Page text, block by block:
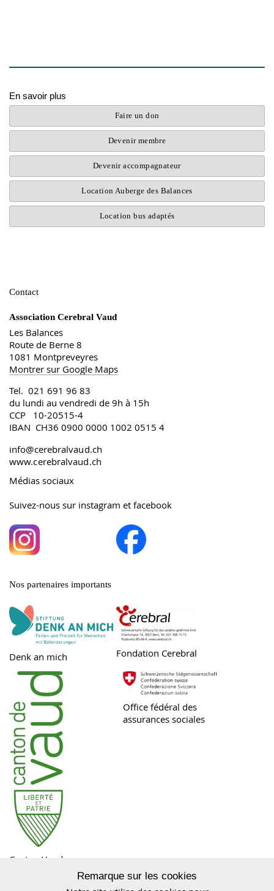
En savoir plus
Faire un don
Devenir membre
Devenir accompagnateur
Location Auberge des Balances
Location bus adaptés
Contact
Association Cerebral Vaud
Les Balances
Route de Berne 8
1081 Montpreveyres
Montrer sur Google Maps
Tel. 021 691 96 83
du lundi au vendredi de 9h à 15h
CCP 10-20515-4
IBAN CH36 0900 0000 1002 0515 4
info@cerebralvaud.ch
www.cerebralvaud.ch
Médias sociaux
Suivez-nous sur instagram et facebook
Nos partenaires importants
Denk an mich Fondation Cerebral
Canton Vaud
Office fédéral des
assurances sociales
Remarque sur les cookies